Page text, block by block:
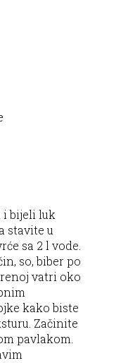
i bijeli luk
stavite u
sa 2 l vode.
so, biber po
vatri oko
kako biste
Začinite
pavlakom.